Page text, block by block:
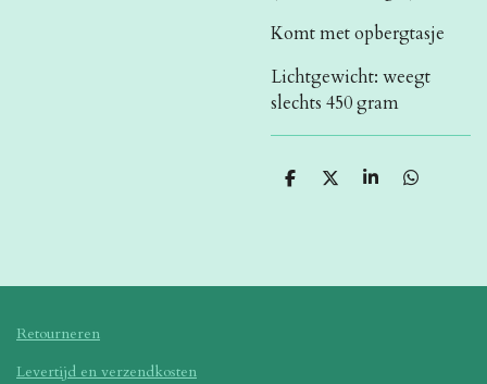
Komt met opbergtasje
Lichtgewicht: weegt
slechts 450 gram
D
D
S
D
Retourneren
Levertijd en verzendkosten